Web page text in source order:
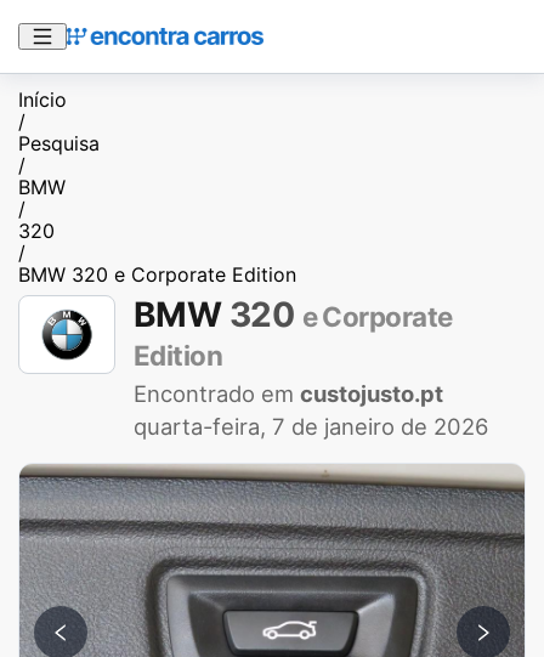
Início
/
Pesquisa
/
BMW
/
320
/
BMW 320 e Corporate Edition
BMW 320 e Corporate
Edition
Encontrado em custojusto.pt
quarta-feira, 7 de janeiro de 2026